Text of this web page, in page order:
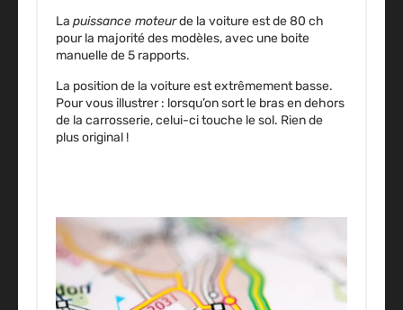
La puissance moteurde la voiture est de 80 ch
pour la majorité des modèles, avec une boite
manuellede 5 rapports.
La position de la voiture est extrêmement basse.
Pour vous illustrer : lorsqu’on sort le bras en dehors
de la carrosserie, celui-ci touche le sol. Rien de
plus original !